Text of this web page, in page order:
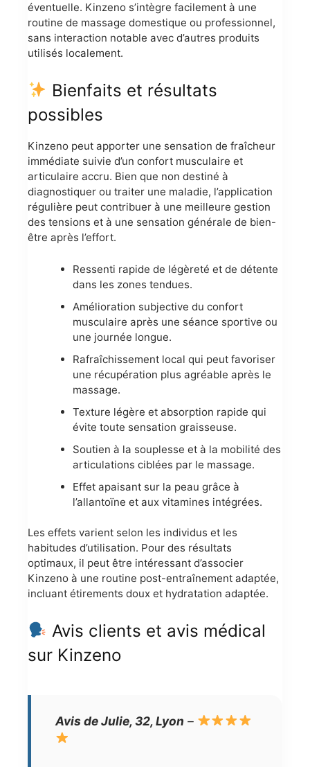
éventuelle. Kinzeno s’intègre facilement à une
routine de massage domestique ou professionnel,
sans interaction notable avec d’autres produits
utilisés localement.
Bienfaits et résultats
possibles
Kinzeno peut apporter une sensation de fraîcheur
immédiate suivie d’un confort musculaire et
articulaire accru. Bien que non destiné à
diagnostiquer ou traiter une maladie, l’application
régulière peut contribuer à une meilleure gestion
des tensions et à une sensation générale de bien-
être après l’effort.
Ressenti rapide de légèreté et de détente
dans les zones tendues.
Amélioration subjective du confort
musculaire après une séance sportive ou
une journée longue.
Rafraîchissement local qui peut favoriser
une récupération plus agréable après le
massage.
Texture légère et absorption rapide qui
évite toute sensation graisseuse.
Soutien à la souplesse et à la mobilité des
articulations ciblées par le massage.
Effet apaisant sur la peau grâce à
l’allantoïne et aux vitamines intégrées.
Les effets varient selon les individus et les
habitudes d’utilisation. Pour des résultats
optimaux, il peut être intéressant d’associer
Kinzeno à une routine post-entraînement adaptée,
incluant étirements doux et hydratation adaptée.
Avis clients et avis médical
sur Kinzeno
Avis de Julie, 32, Lyon –